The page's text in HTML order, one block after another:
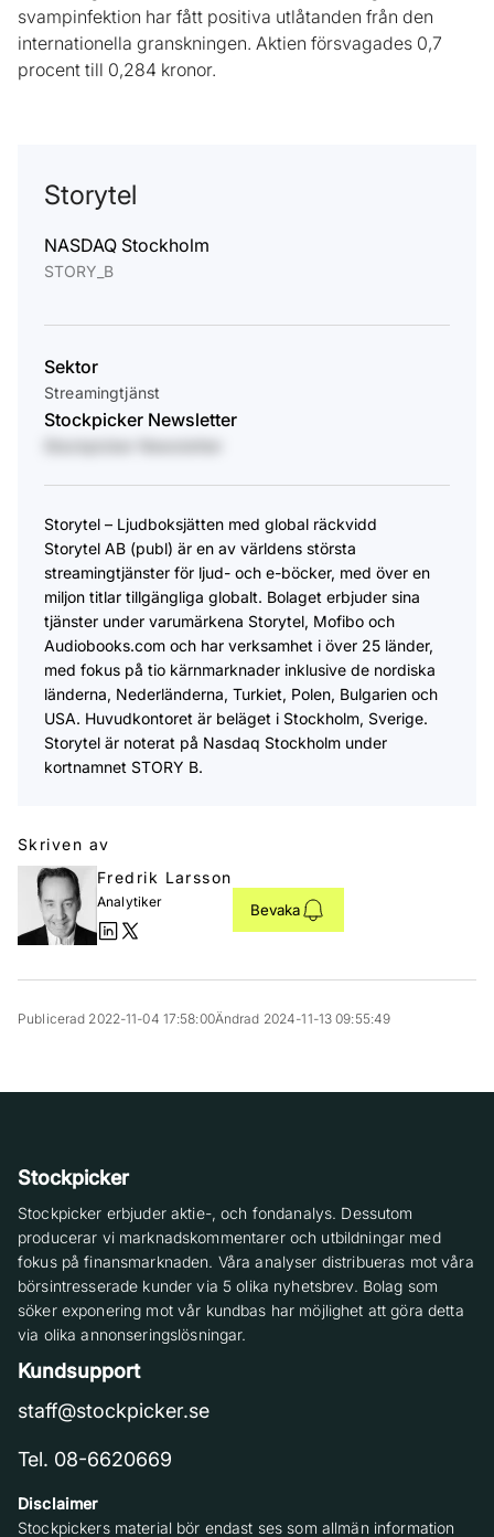
svampinfektion har fått positiva utlåtanden från den
internationella granskningen. Aktien försvagades 0,7
procent till 0,284 kronor.
Storytel
NASDAQ Stockholm
STORY_B
Sektor
Streamingtjänst
Stockpicker Newsletter
Storytel – Ljudboksjätten med global räckvidd
Storytel AB (publ) är en av världens största
streamingtjänster för ljud- och e-böcker, med över en
miljon titlar tillgängliga globalt. Bolaget erbjuder sina
tjänster under varumärkena Storytel, Mofibo och
Audiobooks.com och har verksamhet i över 25 länder,
med fokus på tio kärnmarknader inklusive de nordiska
länderna, Nederländerna, Turkiet, Polen, Bulgarien och
USA. Huvudkontoret är beläget i Stockholm, Sverige.
Storytel är noterat på Nasdaq Stockholm under
kortnamnet STORY B.
Skriven av
Fredrik Larsson
Analytiker Bevaka
Publicerad 2022-11-04 17:58:00Ändrad 2024-11-13 09:55:49
Stockpicker
Stockpicker erbjuder aktie-, och fondanalys. Dessutom
producerar vi marknadskommentarer och utbildningar med
fokus på finansmarknaden. Våra analyser distribueras mot våra
börsintresserade kunder via 5 olika nyhetsbrev. Bolag som
söker exponering mot vår kundbas har möjlighet att göra detta
via olika annonseringslösningar.
Kundsupport
staff@stockpicker.se
Tel. 08-6620669
Disclaimer
Stockpickers material bör endast ses som allmän information